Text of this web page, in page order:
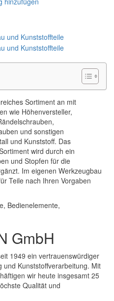
Sortiment an mit
wie Höhenversteller,
und sonstigen
und Kunststoff. Das
wird durch ein
und Stopfen für die
Im eigenen Werkzeugbau
Teile nach Ihren Vorgaben
Bedienelemente,
GmbH
1949 ein vertrauenswürdiger
Kunststoffverarbeitung. Mit
wir heute insgesamt 25
Qualität und